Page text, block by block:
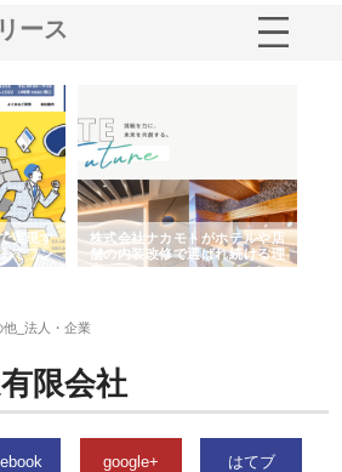
ース
実現す
でワン
株式会社ナカモトがホテルや店
舗の内装改修で選ばれ続ける理
由
他_法人・企業
限会社
google+ はてブ